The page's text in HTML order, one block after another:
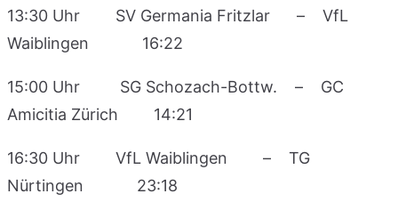
13:30 Uhr SV Germania Fritzlar – VfL
Waiblingen 16:22
15:00 Uhr SG Schozach-Bottw. – GC
Amicitia Zürich 14:21
16:30 Uhr VfL Waiblingen – TG
Nürtingen 23:18